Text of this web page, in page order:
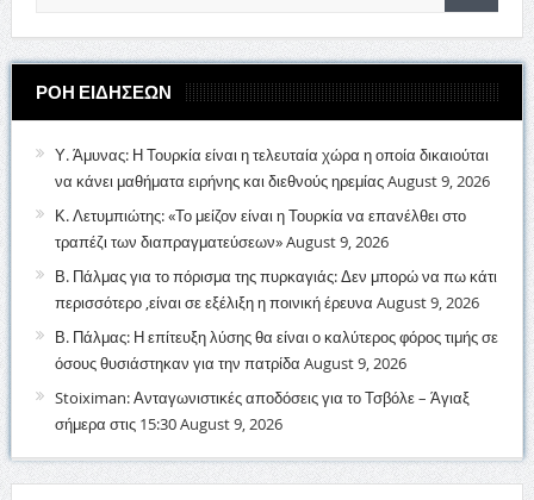
ΡΟΗ ΕΙΔΗΣΕΩΝ
Υ. Άμυνας: Η Τουρκία είναι η τελευταία χώρα η οποία δικαιούται
να κάνει μαθήματα ειρήνης και διεθνούς ηρεμίαςAugust 9, 2026
Κ. Λετυμπιώτης: «Το μείζον είναι η Τουρκία να επανέλθει στο
τραπέζι των διαπραγματεύσεων»August 9, 2026
Β. Πάλμας για το πόρισμα της πυρκαγιάς: Δεν μπορώ να πω κάτι
περισσότερο ,είναι σε εξέλιξη η ποινική έρευνα August 9, 2026
Β. Πάλμας: Η επίτευξη λύσης θα είναι ο καλύτερος φόρος τιμής σε
όσους θυσιάστηκαν για την πατρίδα August 9, 2026
Stoiximan: Ανταγωνιστικές αποδόσεις για το Τσβόλε – Άγιαξ
σήμερα στις 15:30August 9, 2026